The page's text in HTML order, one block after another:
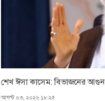
শেখ ঈসা কাসেম: বিভাজনের আগুন
আগস্ট ০৩, ২০২৬ ১৮:২৫